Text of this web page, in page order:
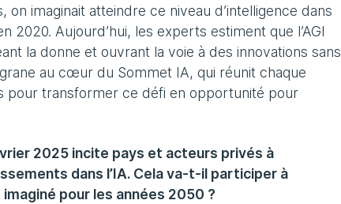
imaginait atteindre ce niveau d’intelligence dans
2020. Aujourd’hui, les experts estiment que l’AGI
la donne et ouvrant la voie à des innovations sans
au cœur du Sommet IA, qui réunit chaque
pour transformer ce défi en opportunité pour
2025 incite pays et acteurs privés à
dans l’IA. Cela va-t-il participer à
pour les années 2050 ?